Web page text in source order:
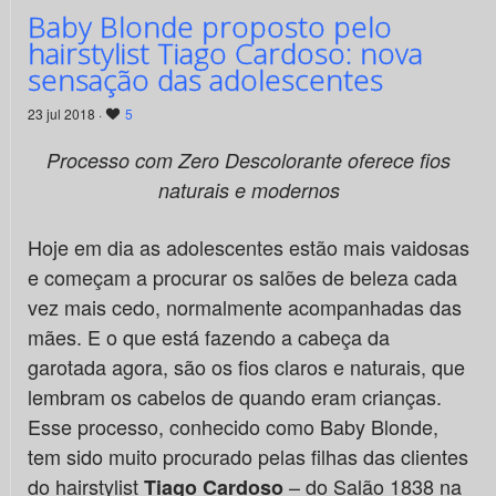
Baby Blonde proposto pelo
hairstylist Tiago Cardoso: nova
sensação das adolescentes
23 jul 2018 · 5
Processo com Zero Descolorante oferece fios
naturais e modernos
Hoje em dia as adolescentes estão mais vaidosas
e começam a procurar os salões de beleza cada
vez mais cedo, normalmente acompanhadas das
mães. E o que está fazendo a cabeça da
garotada agora, são os fios claros e naturais, que
lembram os cabelos de quando eram crianças.
Esse processo, conhecido como Baby Blonde,
tem sido muito procurado pelas filhas das clientes
do hairstylistTiago Cardoso– do Salão 1838 na